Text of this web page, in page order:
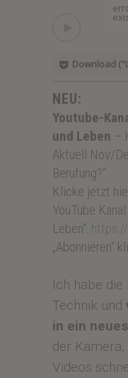
Download
NEU:
Youtube-
und Leben –
Aktuell Nov/
Berufung?“
Klicke jetzt
YouTube
Leben“:
„Abonnieren“
Ich habe
Technik und
in ein
der
Videos